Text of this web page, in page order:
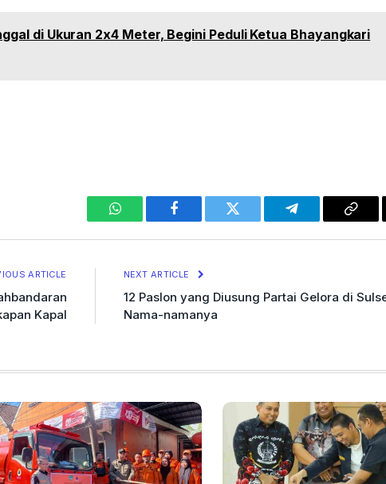
di Ukuran 2x4 Meter, Begini Peduli Ketua Bhayangkari
WhatsAppFacebook Twitter Telegram Copy
ARTICLE
Kapal
NEXT ARTICLE
12 Paslon yang Diusung Partai Gelora di
Nama-namanya